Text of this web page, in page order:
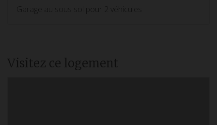
Garage au sous sol pour 2 véhicules
Visitez ce logement